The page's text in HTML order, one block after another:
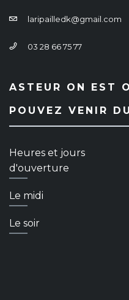
laripailledk@gmail.com
03 28 66 75 77
ASTEUR ON EST
POUVEZ VENIR
Heures et jours
d'ouverture
Le midi
Le soir